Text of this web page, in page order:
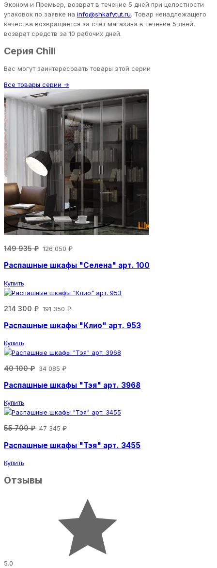
Эконом и Премьер, возврат в течение 5 дней при целостности
упаковок по заявке на info@shkafytut.ru. Товар ненадлежащего
качества возвращается за счёт магазина в течение 5 дней,
возврат средств за 10 рабочих дней.
Серия Chill
Вас могут заинтересовать товары этой серии
Все товары серии →
149 935 ₽ 126 050 ₽
Распашные шкафы "Селена" арт. 100
Купить
214 300 ₽ 191 350 ₽
Распашные шкафы "Клио" арт. 953
Купить
40 100 ₽ 34 085 ₽
Распашные шкафы "Тэя" арт. 3968
Купить
55 700 ₽ 47 345 ₽
Распашные шкафы "Тэя" арт. 3455
Купить
Отзывы
5.0